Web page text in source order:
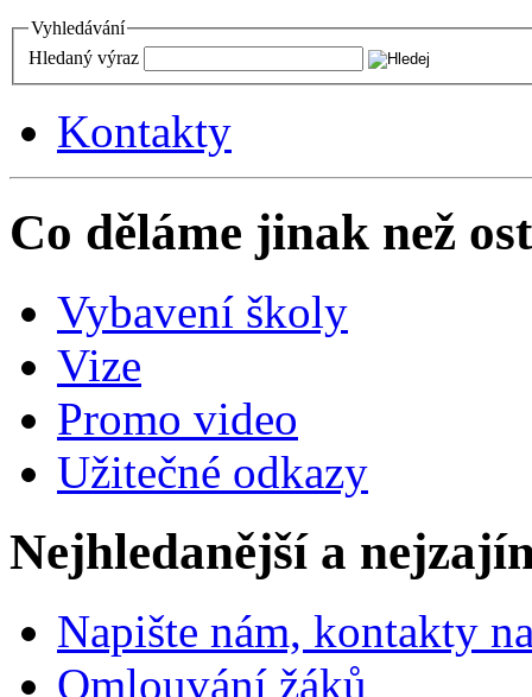
Vyhledávání
Hledaný výraz
Kontakty
Co děláme jinak než
Vybavení školy
Vize
Promo video
Užitečné odkazy
Nejhledanější a
Napište nám, kontakty
Omlouvání žáků